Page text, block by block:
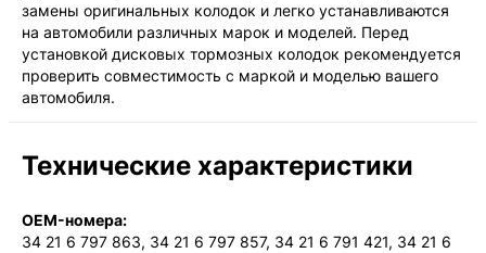
замены оригинальных колодок и легко устанавливаются
на автомобили различных марок и моделей. Перед
установкой дисковых тормозных колодок рекомендуется
проверить совместимость с маркой и моделью вашего
автомобиля.
Технические характеристики
OEM-номера:
34 21 6 797 863, 34 21 6 797 857, 34 21 6 791 421, 34 21 6